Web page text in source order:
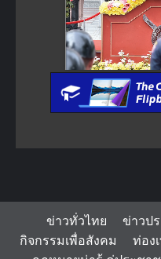
ข่าวทั่วไทย ข่าวป
กิจกรรมเพื่อสังคม
ท่อง